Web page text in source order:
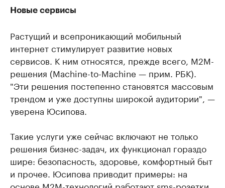
Новые сервисы
Растущий и всепроникающий мобильный
интернет стимулирует развитие новых
сервисов. К ним относятся, прежде всего, М2М-
решения (Machine-to-Machine — прим. РБК).
"Эти решения постепенно становятся массовым
трендом и уже доступны широкой аудитории", —
уверена Юсипова.
Такие услуги уже сейчас включают не только
решения бизнес-задач, их функционал гораздо
шире: безопасность, здоровье, комфортный быт
и прочее. Юсипова приводит примеры: на